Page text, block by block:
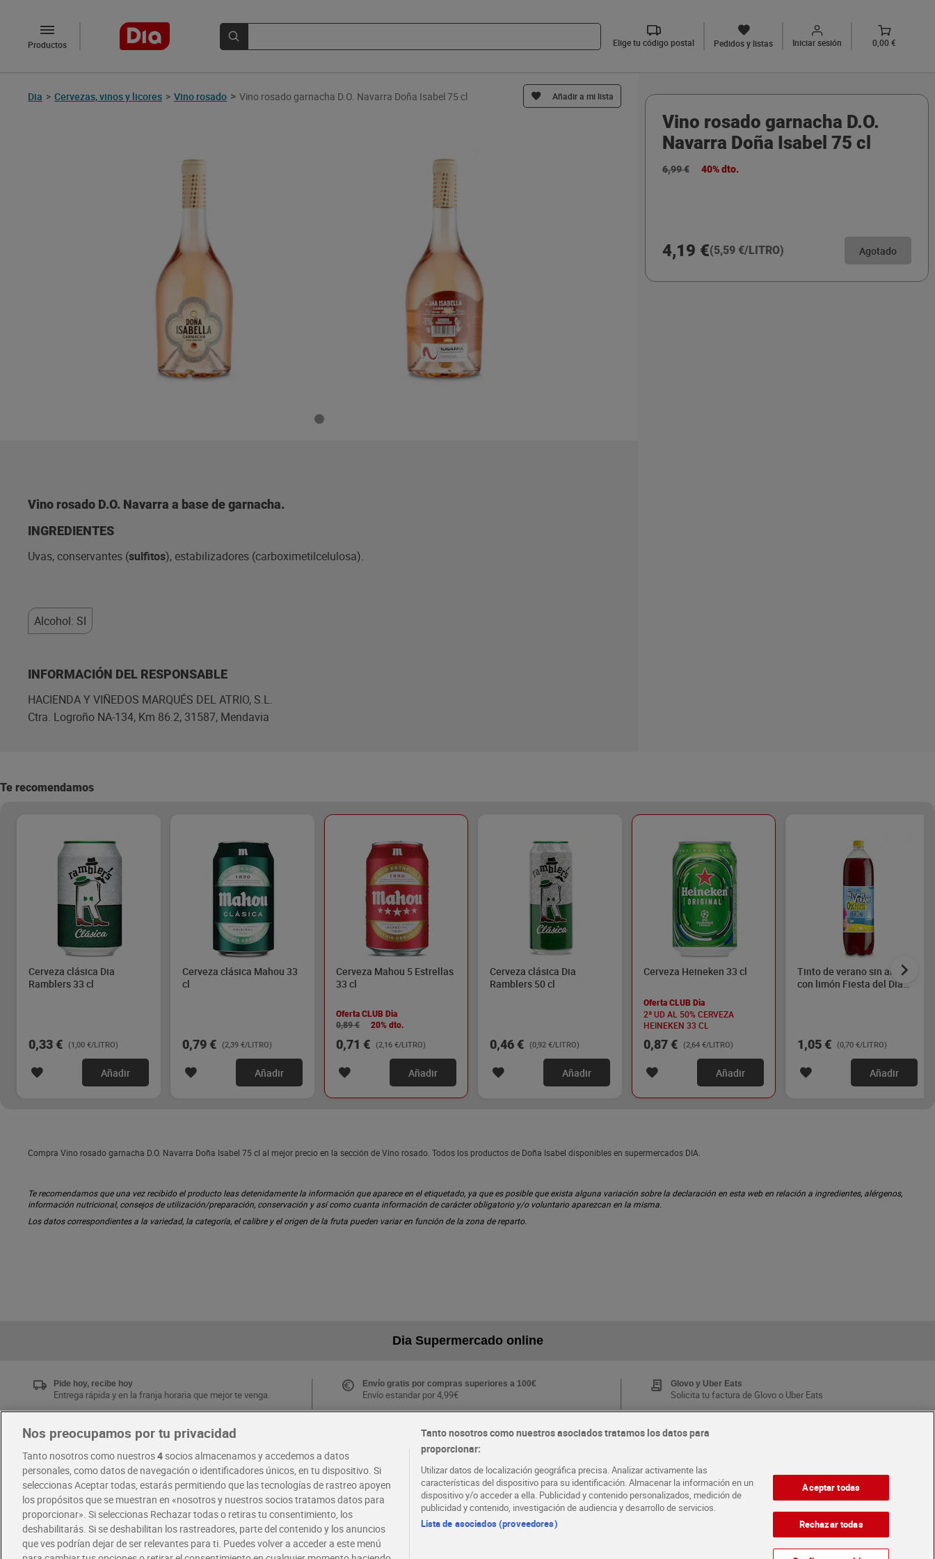
Productos Elige tu código postal Pedidos y listas Iniciar sesión 0,00 €
Dia > Cervezas, vinos y licores > Vino rosado > Vino rosado garnacha D.O. Navarra Doña Isabel 75 cl Añadir a mi lista
Vino rosado D.O. Navarra a base de garnacha.
INGREDIENTES
Uvas, conservantes (sulfitos), estabilizadores (carboximetilcelulosa).
Alcohol: SI
INFORMACIÓN DEL RESPONSABLE
HACIENDA Y VIÑEDOS MARQUÉS DEL ATRIO, S.L.
Ctra. Logroño NA-134, Km 86.2, 31587, Mendavia
Vino rosado garnacha D.O.
Navarra Doña Isabel 75 cl
6,99 € 40% dto.
4,19 €(5,59 €/LITRO) Agotado
Te recomendamos
Cerveza clásica Dia
Ramblers 33 cl
0,33 € (1,00 €/LITRO)
Añadir
Cerveza clásica Mahou 33
cl
0,79 € (2,39 €/LITRO)
Añadir
Cerveza Mahou 5 Estrellas
33 cl
Oferta CLUB Dia
0,89 €
20% dto.
0,71 € (2,16 €/LITRO)
Añadir
Cerveza clásica Dia
Ramblers 50 cl
0,46 € (0,92 €/LITRO)
Añadir
Cerveza Heineken 33 cl
Oferta CLUB Dia
2ª UD AL 50% CERVEZA
HEINEKEN 33 CL
0,87 € (2,64 €/LITRO)
Añadir
Tinto de verano sin alcohol
con limón Fiesta del Dia
1,05 € (0,70 €/LITRO)
Añadir
Compra Vino rosado garnacha D.O. Navarra Doña Isabel 75 cl al mejor precio en la sección de Vino rosado. Todos los productos de Doña Isabel disponibles en supermercados DIA.
Te recomendamos que una vez recibido el producto leas detenidamente la información que aparece en el etiquetado, ya que es posible que exista alguna variación sobre la declaración en esta web en relación a ingredientes, alérgenos,
información nutricional, consejos de utilización/preparación, conservación y así como cuanta información de carácter obligatorio y/o voluntario aparezcan en la misma.
Los datos correspondientes a la variedad, la categoría, el calibre y el origen de la fruta pueden variar en función de la zona de reparto.
Dia Supermercado online
Pide hoy, recibe hoy
Entrega rápida y en la franja horaria que mejor te venga.
Envío gratis por compras superiores a 100€
Envío estandar por 4,99€
Glovo y Uber Eats
Solicita tu factura de Glovo o Uber Eats
Disfruta las ventajas y ofertas exclusivas.
Descárgate la APP Dia
Folletos y Tiendas
cercana
¡Solicita tu tarjeta de crédito aquí!
RECETAS · COMER MEJOR CADA DIA · EMPLEO
Nos preocupamos por tu privacidad
Tanto nosotros como nuestros4socios almacenamos y accedemos a datos
personales, como datos de navegación o identificadores únicos, en tu dispositivo. Si
seleccionas Aceptar todas, estarás permitiendo que las tecnologías de rastreo apoyen
los propósitos que se muestran en «nosotros y nuestros socios tratamos datos para
proporcionar». Si seleccionas Rechazar todas o retiras tu consentimiento, los
deshabilitarás. Si se deshabilitan los rastreadores, parte del contenido y los anuncios
que ves podrían dejar de ser relevantes para ti. Puedes volver a acceder a este menú
Tanto nosotros como nuestros asociados tratamos los datos para
proporcionar:
Utilizar datos de localización geográfica precisa. Analizar activamente las
características del dispositivo para su identificación. Almacenar la información en un
dispositivo y/o acceder a ella. Publicidad y contenido personalizados, medición de
publicidad y contenido, investigación de audiencia y desarrollo de servicios.
Lista de asociados (proveedores)
Aceptar todas
Rechazar todas